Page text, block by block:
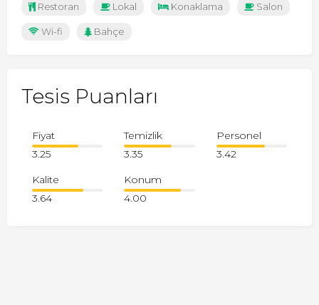
Restoran Lokal Konaklama Salon
Wi-fi Bahçe
Tesis Puanları
Fiyat
3.25
Temizlik
3.35
Personel
3.42
Kalite
3.64
Konum
4.00